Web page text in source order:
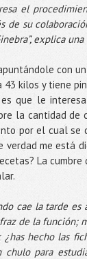
el
de su
explica
con
43 kilos y tiene
que le
la cantidad
por el cual
me está
La
cae la tarde es
de la función;
hecho las
para